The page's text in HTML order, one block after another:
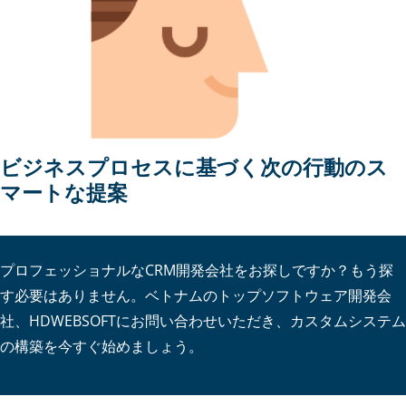
ビジネスプロセスに基づく次の行動のス
マートな提案
プロフェッショナルなCRM開発会社をお探しですか？もう探
す必要はありません。ベトナムのトップソフトウェア開発会
社、HDWEBSOFTにお問い合わせいただき、カスタムシステム
の構築を今すぐ始めましょう。